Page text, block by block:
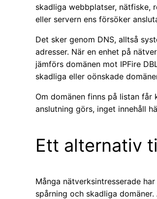
skadliga webbplatser, nätfiske,
eller servern ens försöker
Det sker genom DNS, alltså
adresser. När en enhet på
jämförs domänen mot IPFire
skadliga eller oönskade
Om domänen finns på listan
anslutning görs, inget innehåll
Ett alternativ
Många nätverksintresserade
spårning och skadliga